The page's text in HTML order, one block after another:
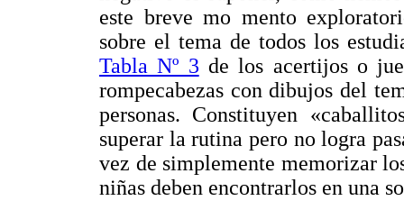
este breve mo mento
sobre el tema de todos los
Tabla Nº 3 de los acertijos o
rompecabezas con dibujos del
personas. Constituyen
superar la rutina pero no logra
vez de simplemente memorizar
niñas deben encontrarlos en una